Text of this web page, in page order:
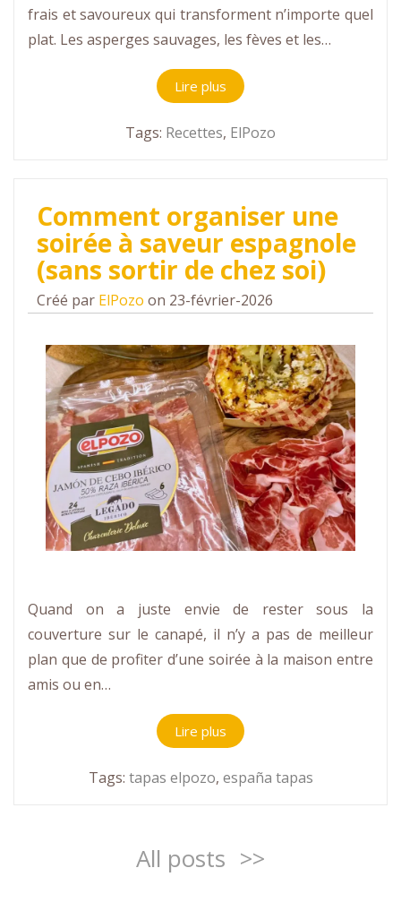
frais et savoureux qui transforment n’importe quel
plat. Les asperges sauvages, les fèves et les…
Lire plus
Tags: Recettes, ElPozo
Comment organiser une
soirée à saveur espagnole
(sans sortir de chez soi)
Créé par ElPozo on 23-février-2026
Quand on a juste envie de rester sous la
couverture sur le canapé, il n’y a pas de meilleur
plan que de profiter d’une soirée à la maison entre
amis ou en…
Lire plus
Tags: tapas elpozo, españa tapas
All posts >>